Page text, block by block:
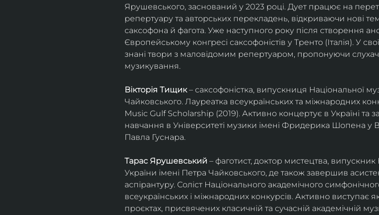
Ярушевського, заснований у 2023 році. Дует працює на
репертуару та авторських перекладень, відкриваючи нові
саксофона й фагота. Уже наступного року після створення
Європейському конгресі саксофоністів у Тренто (Італія). У
знані твори з маловідомим репертуаром, пропонуючи
музикування.
Вікторія Тищик – саксофоністка, випускниця Національної
Чайковського. Лауреатка всеукраїнських та міжнародних
Music Gulf Scholarship (2019). Активно концертує в Україні та
навчання в Університеті музики імені Фридерика Шопена у
Павла Гуснара.
Тарас Ярушевський – фаготист, доктор мистецтва, випускник
України імені Петра Чайковського, де також завершив
аспірантуру. Соліст Національного академічного
всеукраїнських і міжнародних конкурсів. Активно виступає
проєктах, присвячених класичній та сучасній академічній